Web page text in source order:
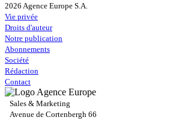
2026 Agence Europe S.A.
Vie privée
Droits d'auteur
Notre publication
Abonnements
Société
Rédaction
Contact
Sales & Marketing
Avenue de Cortenbergh 66